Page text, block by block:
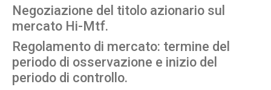
Negoziazione del titolo azionario sul
mercato Hi-Mtf.
Regolamento di mercato: termine del
periodo di osservazione e inizio del
periodo di controllo.